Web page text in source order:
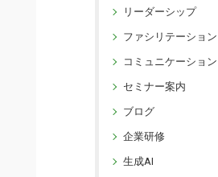
リーダーシップ
ファシリテーション
コミュニケーション
セミナー案内
ブログ
企業研修
生成AI